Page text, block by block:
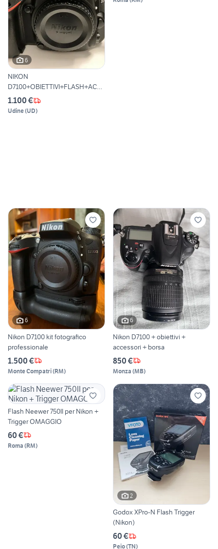
6
NIKON
D7100+OBIETTIVI+FLASH+ACCE
SSORI+KIT PULIZIA
1.100 €
Udine(UD)
6
Nikon D7100 kit fotografico
professionale
1.500 €
Monte Compatri(RM)
6
Nikon D7100 + obiettivi +
accessori + borsa
850 €
Monza (MB)
Flash Neewer 750II per Nikon +
Trigger OMAGGIO
60 €
Roma (RM)
2
Godox XPro-N Flash Trigger
(Nikon)
60 €
Peio(TN)